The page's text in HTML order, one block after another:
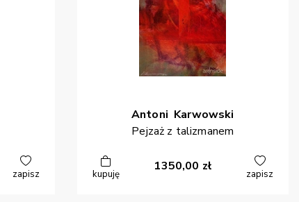
zapisz
Antoni Karwowski
Pejzaż z talizmanem
kupuję
1350,00 zł
zapisz